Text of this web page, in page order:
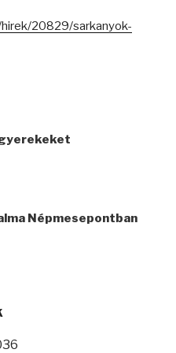
20829/sarkanyok-
Népmesepontban